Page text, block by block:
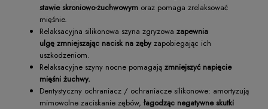
stawie skroniowo-żuchwowym oraz pomaga zrelaksować
mięśnie.
Relaksacyjna silikonowa szyna zgryzowa zapewnia
ulgę zmniejszając nacisk na zęby zapobiegając ich
uszkodzeniom.
Relaksacyjne szyny nocne pomagają zmniejszyć napięcie
mięśni żuchwy.
Dentystyczny ochraniacz / ochraniacze silikonowe: amortyzują
mimowolne zaciskanie zębów, łagodząc negatywne skutki